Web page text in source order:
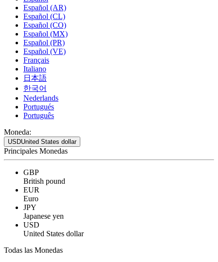
Español (AR)
Español (CL)
Español (CO)
Español (MX)
Español (PR)
Español (VE)
Français
Italiano
日本語
한국어
Nederlands
Portugués
Português
Moneda:
USDUnited States dollar
Principales Monedas
GBP
British pound
EUR
Euro
JPY
Japanese yen
USD
United States dollar
Todas las Monedas